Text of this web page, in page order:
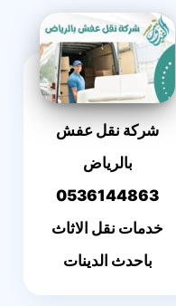
شركة نقل عفش
بالرياض
0536144863
خدمات نقل الاثاث
باحدث الدينات